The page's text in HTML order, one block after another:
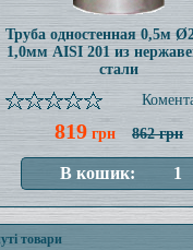
Труба одностенная 0,5м
1,0мм AISI 201 из
стали
819 грн 862 грн
товари